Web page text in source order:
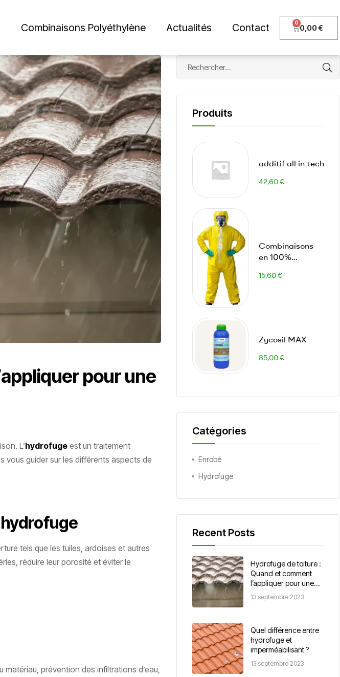
Combinaisons Polyéthylène Actualités Contact 0,00€
pour une
L’hydrofuge est un traitement
guider sur les différents aspects de
tels que les tuiles, ardoises et autres
réduire leur porosité et éviter le
prévention des infiltrations d’eau,
Produits
additif all in tech
42,60€
Combinaisons
en 100%
étanche
15,60€
Zycosil MAX
85,00€
Catégories
Enrobé
Hydrofuge
Recent Posts
Hydrofuge de toiture :
Quand et comment
l’appliquer pour une
protection optimale ?
13 septembre 2023
Quel différence entre
hydrofuge et
imperméabilisant ?
13 septembre 2023